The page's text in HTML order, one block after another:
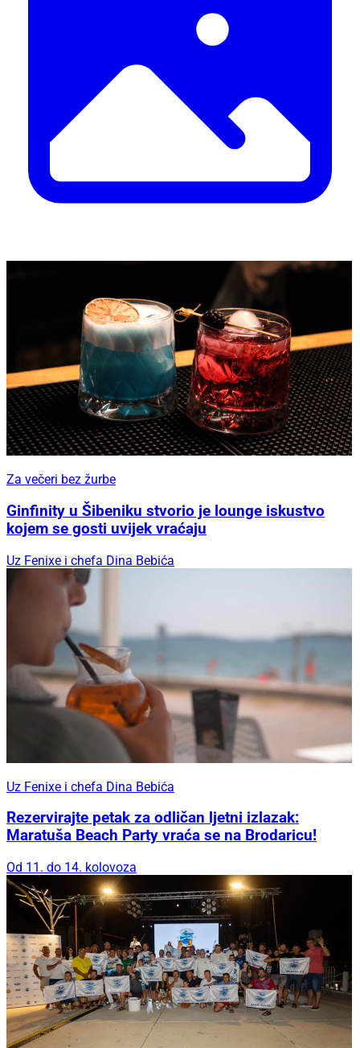
Za večeri bez žurbe
Ginfinity u Šibeniku stvorio je lounge iskustvo
kojem se gosti uvijek vraćaju
Uz Fenixe i chefa Dina Bebića
Uz Fenixe i chefa Dina Bebića
Rezervirajte petak za odličan ljetni izlazak:
Maratuša Beach Party vraća se na Brodaricu!
Od 11. do 14. kolovoza